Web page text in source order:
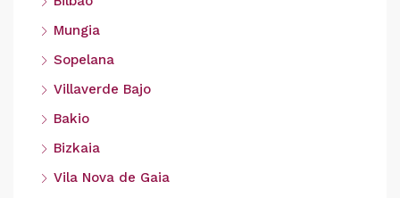
Mungia
Sopelana
Villaverde Bajo
Bakio
Bizkaia
Vila Nova de Gaia